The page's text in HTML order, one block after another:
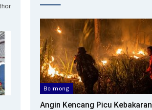
Bolmong
Angin Kencang Picu Kebakaran